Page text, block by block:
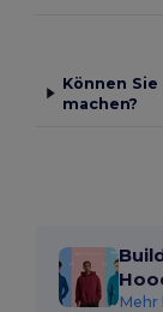
Können
machen?
Mehr